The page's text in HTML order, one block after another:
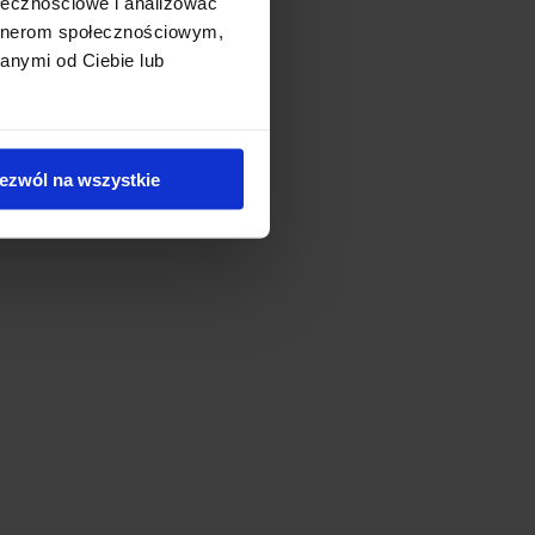
społecznościowym,
od Ciebie lub
na wszystkie